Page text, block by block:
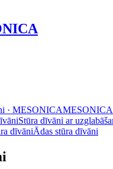
· MESONICAMESONICA
Stūra dīvāni ar
dīvāniĀdas stūra dīvāni